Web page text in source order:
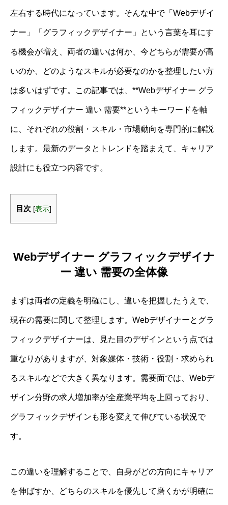
左右する時代になっています。そんな中で「Webデザイ
ナー」「グラフィックデザイナー」という言葉を耳にす
る機会が増え、両者の違いは何か、今どちらが需要が高
いのか、どのようなスキルが必要なのかを整理したい方
は多いはずです。この記事では、**Webデザイナー グラ
フィックデザイナー 違い 需要**というキーワードを軸
に、それぞれの役割・スキル・市場動向を専門的に解説
します。最新のデータとトレンドを踏まえて、キャリア
設計にも役立つ内容です。
目次 [表示]
Webデザイナー グラフィックデザイナ
ー 違い 需要の全体像
まずは両者の定義を明確にし、違いを把握したうえで、
現在の需要に関して整理します。Webデザイナーとグラ
フィックデザイナーは、見た目のデザインという点では
重なりがありますが、対象媒体・技術・役割・求められ
るスキルなどで大きく異なります。需要面では、Webデ
ザイン分野の求人増加率が全産業平均を上回っており、
グラフィックデザインも形を変えて伸びている状況で
す。
この違いを理解することで、自身がどの方向にキャリア
を伸ばすか、どちらのスキルを優先して磨くかが明確に